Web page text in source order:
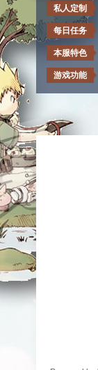
私人定制
每日任务
本服特色
游戏功能